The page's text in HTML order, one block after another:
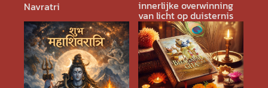
Navratri innerlijke overwinning
van licht op duisternis